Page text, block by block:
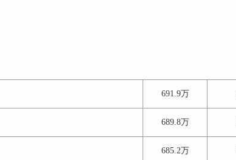
691.9万
689.8万
685.2万